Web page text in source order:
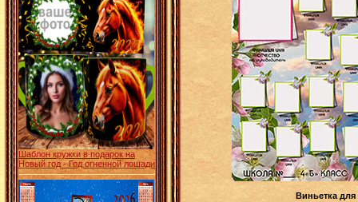
Шаблон кружки в подарок на
Новый год - Год огненной лошади
Виньетка